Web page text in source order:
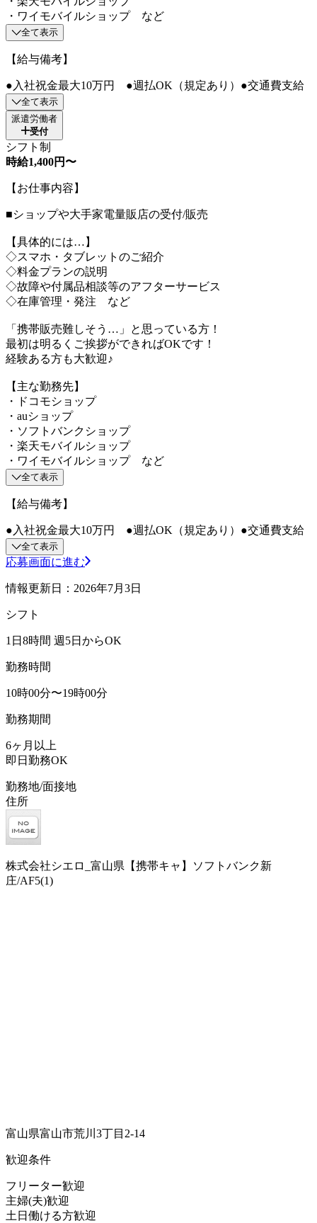
・ワイモバイルショップ など
全て表示
【給与備考】
●入社祝金最大10万円 ●週払OK（規定あり）●交通費支給
全て表示
派遣労働者
受付
シフト制
時給1,400円〜
【お仕事内容】
■ショップや大手家電量販店の受付/販売
【具体的には…】
◇スマホ・タブレットのご紹介
◇料金プランの説明
◇故障や付属品相談等のアフターサービス
◇在庫管理・発注 など
「携帯販売難しそう…」と思っている方！
最初は明るくご挨拶ができればOKです！
経験ある方も大歓迎♪
【主な勤務先】
・ドコモショップ
・auショップ
・ソフトバンクショップ
・楽天モバイルショップ
・ワイモバイルショップ など
全て表示
【給与備考】
●入社祝金最大10万円 ●週払OK（規定あり）●交通費支給
全て表示
応募画面に進む
情報更新日：2026年7月3日
シフト
1日8時間 週5日からOK
勤務時間
10時00分〜19時00分
勤務期間
6ヶ月以上
即日勤務OK
勤務地/面接地
住所
株式会社シエロ_富山県【携帯キャ】ソフトバンク新
庄/AF5(1)
富山県富山市荒川3丁目2-14
歓迎条件
フリーター歓迎
主婦(夫)歓迎
土日働ける方歓迎